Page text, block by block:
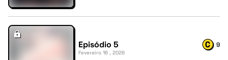
Episódio 5
Fevereiro 16 , 2026
9